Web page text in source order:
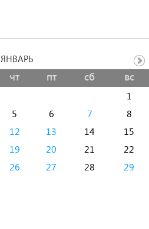
чт пт сб вс
1
5 6 7
8
12 13 14
15
19 20 21
22
26 27 28
29
ЯНВАРЬ